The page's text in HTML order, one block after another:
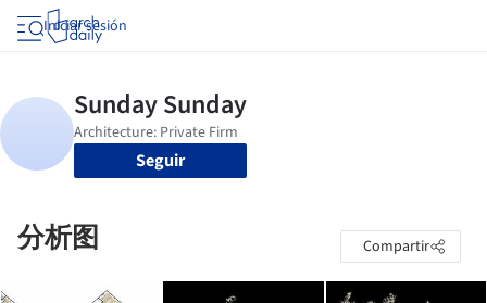
Iniciar sesión
Seguir
分析图 Compartir